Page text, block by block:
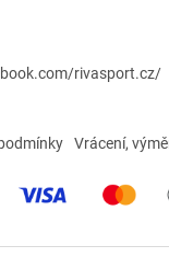
rivasport.cz/
Vrácení,